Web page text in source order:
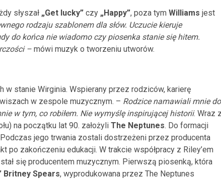
słyszał „Get lucky” czy „Happy”, poza tym Williams jest
rodzaju szablonem dla słów. Uczucie kieruje
do końca nie wiadomo czy piosenka stanie się hitem.
– mówi muzyk o tworzeniu utworów.
w stanie Wirginia. Wspierany przez rodziców, karierę
w zespole muzycznym. – Rodzice namawiali mnie do
w tym, co robiłem. Nie wymyślę inspirującej historii. Wraz
na początku lat 90. założyli The Neptunes. Do formacji
jego trwania zostali dostrzeżeni przez producenta
po zakończeniu edukacji. W trakcie współpracy z Riley’em
się producentem muzycznym. Pierwszą piosenką, która
Britney Spears, wyprodukowana przez The Neptunes